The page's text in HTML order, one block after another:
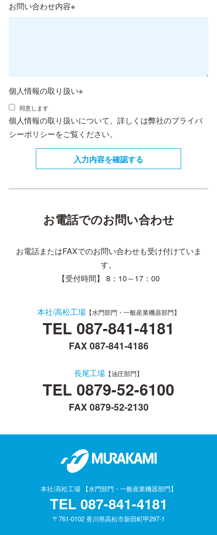
お問い合わせ内容※
個人情報の取り扱い※
同意します
個人情報の取り扱いについて、詳しくは弊社のプライバ
シーポリシーをご覧ください。
お電話でのお問い合わせ
お電話またはFAXでのお問い合わせも受け付けていま
す。
【受付時間】 8：10～17：00
本社/高松工場【水門部門・一般産業機器部門】
TEL 087-841-4181
FAX 087-841-4186
長尾工場 【油圧部門】
TEL 0879-52-6100
FAX 0879-52-2130
本社/高松工場 【水門部門・一般産業機器部門】
TEL 087-841-4181
〒761-0102 香川県高松市新田町甲297-1